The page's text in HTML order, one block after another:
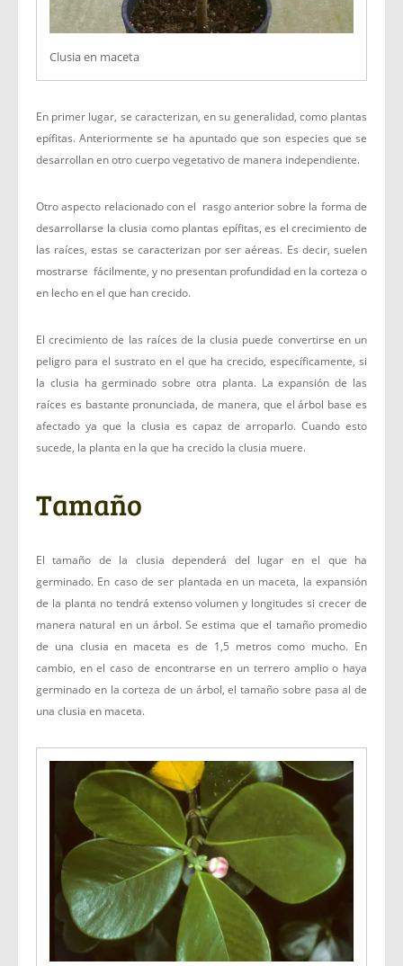
Clusia en maceta
En primer lugar, se caracterizan, en su generalidad, como plantas
epífitas. Anteriormente se ha apuntado que son especies que se
desarrollan en otro cuerpo vegetativo de manera independiente.
Otro aspecto relacionado con el rasgo anterior sobre la forma de
desarrollarse la clusia como plantas epífitas, es el crecimiento de
las raíces, estas se caracterizan por ser aéreas. Es decir, suelen
mostrarse fácilmente, y no presentan profundidad en la corteza o
en lecho en el que han crecido.
El crecimiento de las raíces de la clusia puede convertirse en un
peligro para el sustrato en el que ha crecido, específicamente, si
la clusia ha germinado sobre otra planta. La expansión de las
raíces es bastante pronunciada, de manera, que el árbol base es
afectado ya que la clusia es capaz de arroparlo. Cuando esto
sucede, la planta en la que ha crecido la clusia muere.
Tamaño
El tamaño de la clusia dependerá del lugar en el que ha
germinado. En caso de ser plantada en un maceta, la expansión
de la planta no tendrá extenso volumen y longitudes si crecer de
manera natural en un árbol. Se estima que el tamaño promedio
de una clusia en maceta es de 1,5 metros como mucho. En
cambio, en el caso de encontrarse en un terrero amplio o haya
germinado en la corteza de un árbol, el tamaño sobre pasa al de
una clusia en maceta.